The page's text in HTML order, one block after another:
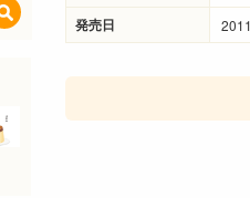
発売日